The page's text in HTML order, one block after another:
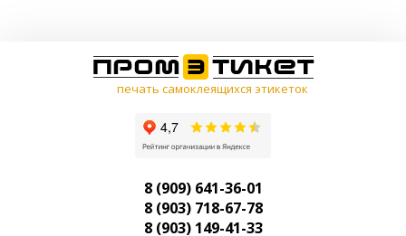
печать самоклеящихся этикеток
8 (909) 641-36-01
8 (903) 718-67-78
8 (903) 149-41-33